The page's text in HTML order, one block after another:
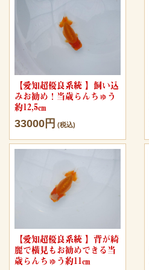
【愛知超優良系統 】飼い込
みお勧め！当歳らんちゅう
約12,5㎝
33000円 (税込)
【愛知超優良系統 】背が綺
麗で横見もお勧めできる当
歳らんちゅう約11㎝